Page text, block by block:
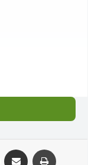
Viber Compartilhar via e-mail